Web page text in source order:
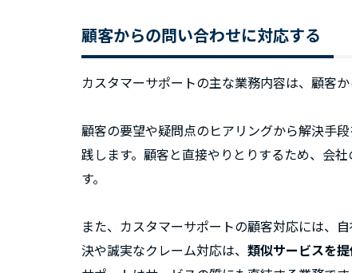
顧客からの問い合わせに対応する
カスタマーサポートの主な業務内容は、顧客か
顧客の要望や疑問点のヒアリングから解決手
践します。顧客と直接やりとりするため、会
す。
また、カスタマーサポートの顧客対応には、
決や誠実なクレーム対応は、 類似サービスを